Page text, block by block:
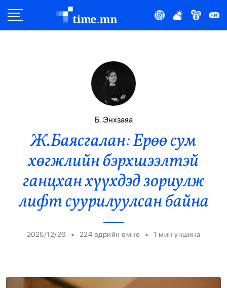
Эдийн Засаг
Нийтлэлчийн Булан
Эрүүл Мэнд
Орон Нутаг
Эрэн Сурвалжилга
Б. Энхзаяа
Ж.Баясгалан: Ерөө сум
хөгжлийн бэрхшээлтэй
ганцхан хүүхдэд зориулж
лифт суурилуулсан байна
2025/12/26 • 224 өдрийн өмнө • 1 мин уншина